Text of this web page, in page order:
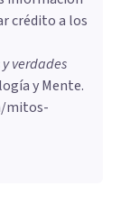
crédito a los
verdades
y Mente.
mitos-